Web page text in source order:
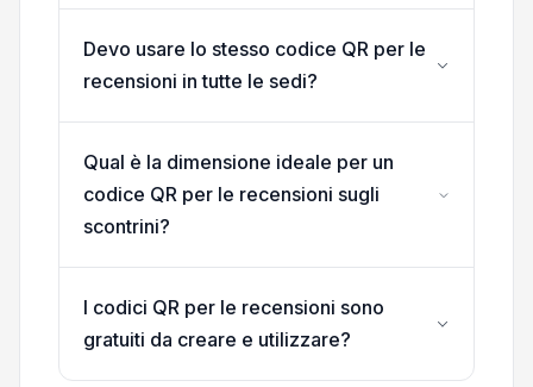
Devo usare lo stesso codice QR per le
recensioni in tutte le sedi?
Qual è la dimensione ideale per un
codice QR per le recensioni sugli
scontrini?
I codici QR per le recensioni sono
gratuiti da creare e utilizzare?